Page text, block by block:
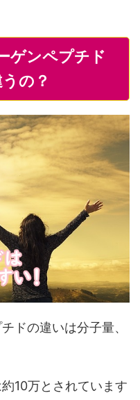
ゲンペプチド
の？
ドの違いは分子量、
10万とされています